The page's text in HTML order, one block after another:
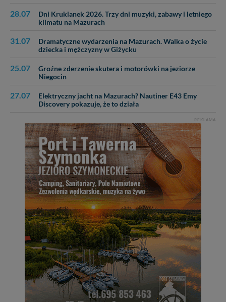
28.07
Dni Kruklanek 2026. Trzy dni muzyki, zabawy i letniego
klimatu na Mazurach
31.07
Dramatyczne wydarzenia na Mazurach. Walka o życie
dziecka i mężczyzny w Giżycku
25.07
Groźne zderzenie skutera i motorówki na jeziorze
Niegocin
27.07
Elektryczny jacht na Mazurach? Nautiner E43 Emy
Discovery pokazuje, że to działa
REKLAMA